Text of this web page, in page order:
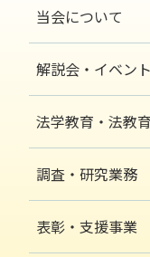
当会について
解説会・イベント
法学教育・法教育
調査・研究業務
表彰・支援事業